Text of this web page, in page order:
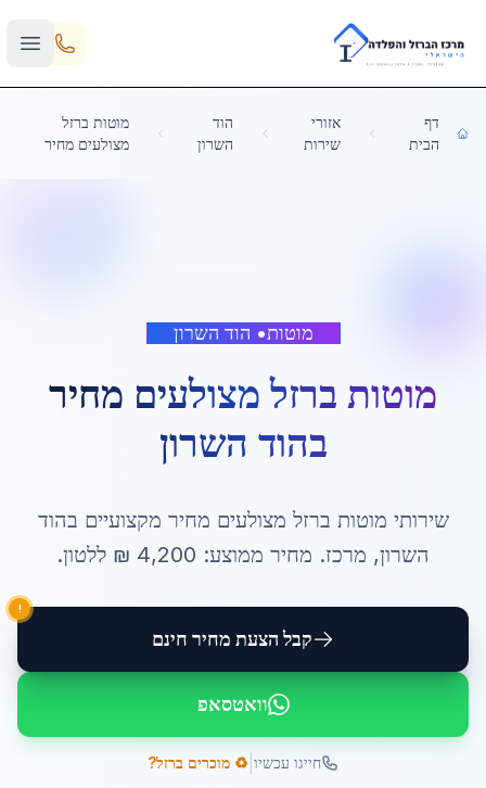
Skip to main content
דף
הבית
אזורי
שירות
הוד
השרון
מוטות ברזל
מצולעים מחיר
מוטות• הוד השרון
מוטות ברזל מצולעים מחיר
בהוד השרון
שירותי מוטות ברזל מצולעים מחיר מקצועיים בהוד
השרון, מרכז. מחיר ממוצע: 4,200 ₪ ללטון.
קבל הצעת מחיר חינם
!
וואטסאפ
חייגו עכשיו ♻️ מוכרים ברזל?